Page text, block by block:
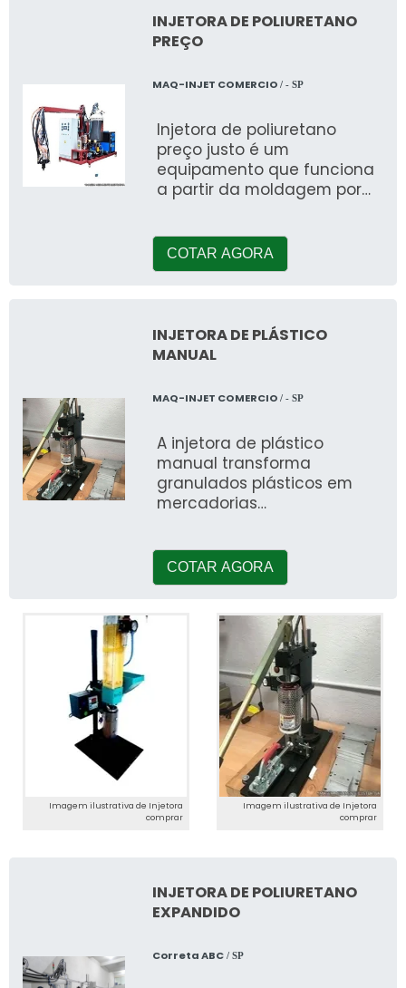
INJETORA DE POLIURETANO
PREÇO
MAQ-INJET COMERCIO / - SP
Injetora de poliuretano
preço justo é um
equipamento que funciona
a partir da moldagem por
COTAR AGORA
INJETORA DE PLÁSTICO
MANUAL
MAQ-INJET COMERCIO / - SP
A injetora de plástico
manual transforma
granulados plásticos em
mercadorias
para pequenas e m&eacu
COTAR AGORA
Imagem ilustrativa de Injetora
comprar
Imagem ilustrativa de Injetora
comprar
INJETORA DE POLIURETANO
EXPANDIDO
Correta ABC/ SP